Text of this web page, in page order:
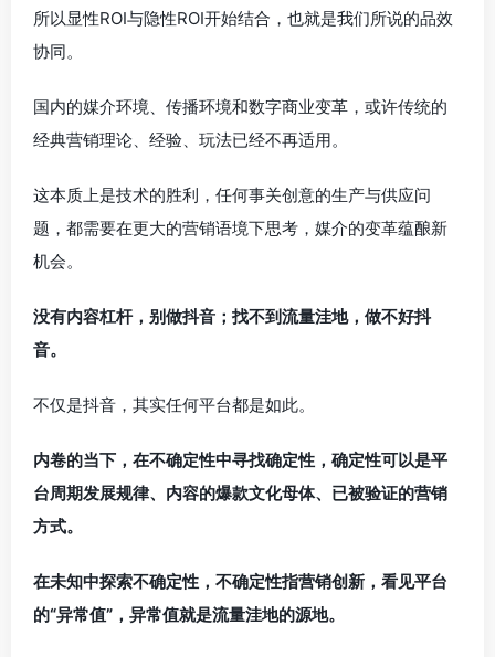
所以显性ROI与隐性ROI开始结合，也就是我们所说的品效
协同。
国内的媒介环境、传播环境和数字商业变革，或许传统的
经典营销理论、经验、玩法已经不再适用。
这本质上是技术的胜利，任何事关创意的生产与供应问
题，都需要在更大的营销语境下思考，媒介的变革蕴酿新
机会。
没有内容杠杆，别做抖音；找不到流量洼地，做不好抖
音。
不仅是抖音，其实任何平台都是如此。
内卷的当下，在不确定性中寻找确定性，确定性可以是平
台周期发展规律、内容的爆款文化母体、已被验证的营销
方式。
在未知中探索不确定性，不确定性指营销创新，看见平台
的“异常值”，异常值就是流量洼地的源地。